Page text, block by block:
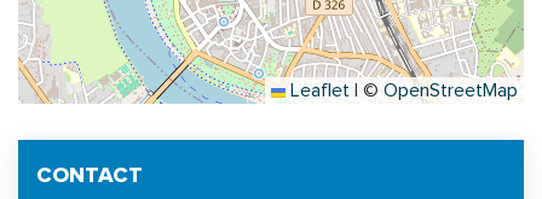
Leaflet | © OpenStreetMap
CONTACT